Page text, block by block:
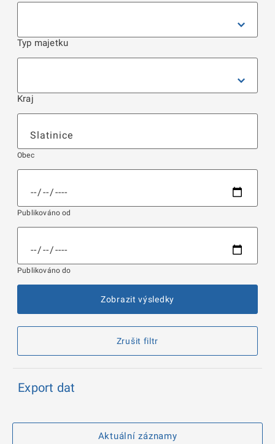
Typ majetku
Kraj
Obec
Publikováno od
Publikováno do
Zobrazit výsledky
Zrušit filtr
Export dat
Aktuální záznamy